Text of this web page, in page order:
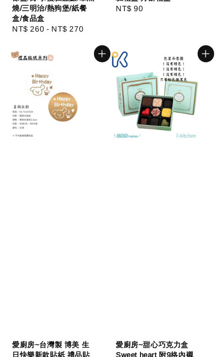
燒/三明治/熱狗堡/紙餐
盒/食品盒
Regular
NT$ 260 - NT$ 270
Regular
NT$ 90
愛廚房~台灣製 博美 生
日快樂新款貼紙 禮品貼
愛廚房~甜心巧克力盒
Sweet heart 附9格內襯